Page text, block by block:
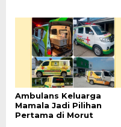
Ambulans Keluarga
Mamala Jadi Pilihan
Pertama di Morut